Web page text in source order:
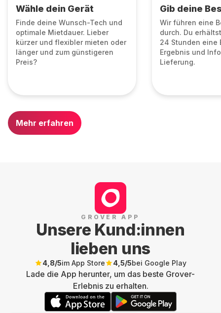
Wähle dein Gerät
Finde deine Wunsch-Tech und
optimale Mietdauer. Lieber
kürzer und flexibler mieten oder
länger und zum günstigeren
Preis?
Gib deine
Wir führen eine
durch. Du
24 Stunden eine
Ergebnis und
Lieferung.
Mehr erfahren
GROVER APP
Unsere Kund:innen
lieben uns
4,8/5im App Store 4,5/5bei Google Play
Lade die App herunter, um das beste Grover-
Erlebnis zu erhalten.